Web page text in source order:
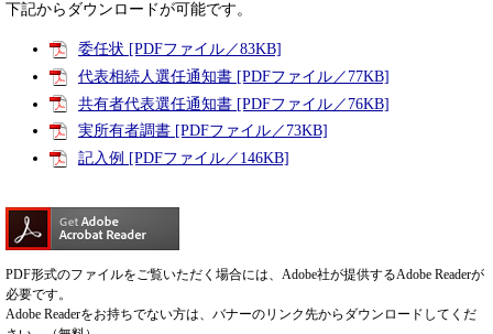
下記からダウンロードが可能です。
委任状 [PDFファイル／83KB]
代表相続人選任通知書 [PDFファイル／77KB]
共有者代表選任通知書 [PDFファイル／76KB]
実所有者調書 [PDFファイル／73KB]
記入例 [PDFファイル／146KB]
PDF形式のファイルをご覧いただく場合には、Adobe社が提供するAdobe Readerが
必要です。
Adobe Readerをお持ちでない方は、バナーのリンク先からダウンロードしてくだ